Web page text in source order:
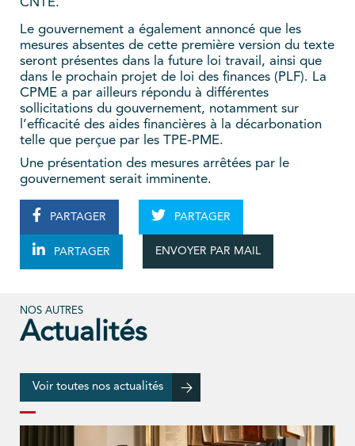
Le gouvernement a également annoncé que les
mesures absentes de cette première version du texte
seront présentes dans la future loi travail, ainsi que
dans le prochain projet de loi des finances (PLF). La
CPME a par ailleurs répondu à différentes
sollicitations du gouvernement, notamment sur
l’efficacité des aides financières à la décarbonation
telle que perçue par les TPE-PME.
Une présentation des mesures arrêtées par le
gouvernement serait imminente.
PARTAGER PARTAGER
PARTAGER ENVOYER PAR MAIL
NOS AUTRES
Actualités
Voir toutes nos actualités